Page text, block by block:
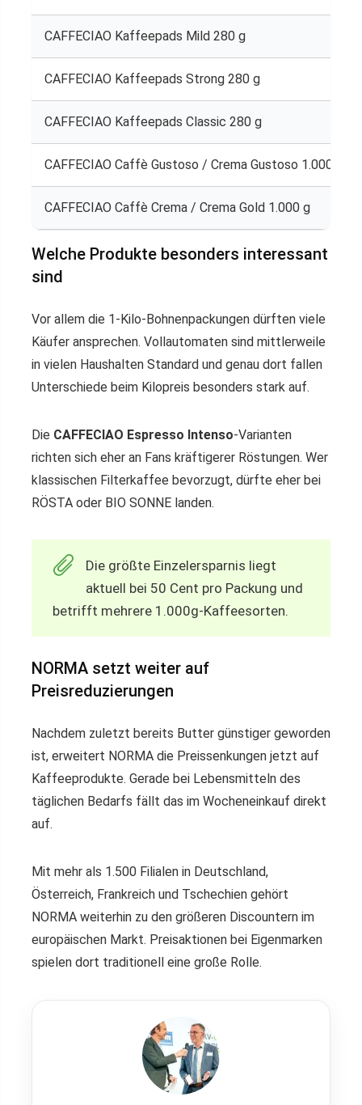
CAFFECIAO Kaffeepads Mild 280 g
CAFFECIAO Kaffeepads Strong 280 g
CAFFECIAO Kaffeepads Classic 280 g
CAFFECIAO Caffè Gustoso / Crema Gustoso 1.000 g
CAFFECIAO Caffè Crema / Crema Gold 1.000 g
Welche Produkte besonders interessant
sind
Vor allem die 1-Kilo-Bohnenpackungen dürften viele
Käufer ansprechen. Vollautomaten sind mittlerweile
in vielen Haushalten Standard und genau dort fallen
Unterschiede beim Kilopreis besonders stark auf.
Die CAFFECIAO Espresso Intenso-Varianten
richten sich eher an Fans kräftigerer Röstungen. Wer
klassischen Filterkaffee bevorzugt, dürfte eher bei
RÖSTA oder BIO SONNE landen.
Die größte Einzelersparnis liegt
aktuell bei 50 Cent pro Packung und
betrifft mehrere 1.000g-Kaffeesorten.
NORMA setzt weiter auf
Preisreduzierungen
Nachdem zuletzt bereits Butter günstiger geworden
ist, erweitert NORMA die Preissenkungen jetzt auf
Kaffeeprodukte. Gerade bei Lebensmitteln des
täglichen Bedarfs fällt das im Wocheneinkauf direkt
auf.
Mit mehr als 1.500 Filialen in Deutschland,
Österreich, Frankreich und Tschechien gehört
NORMA weiterhin zu den größeren Discountern im
europäischen Markt. Preisaktionen bei Eigenmarken
spielen dort traditionell eine große Rolle.